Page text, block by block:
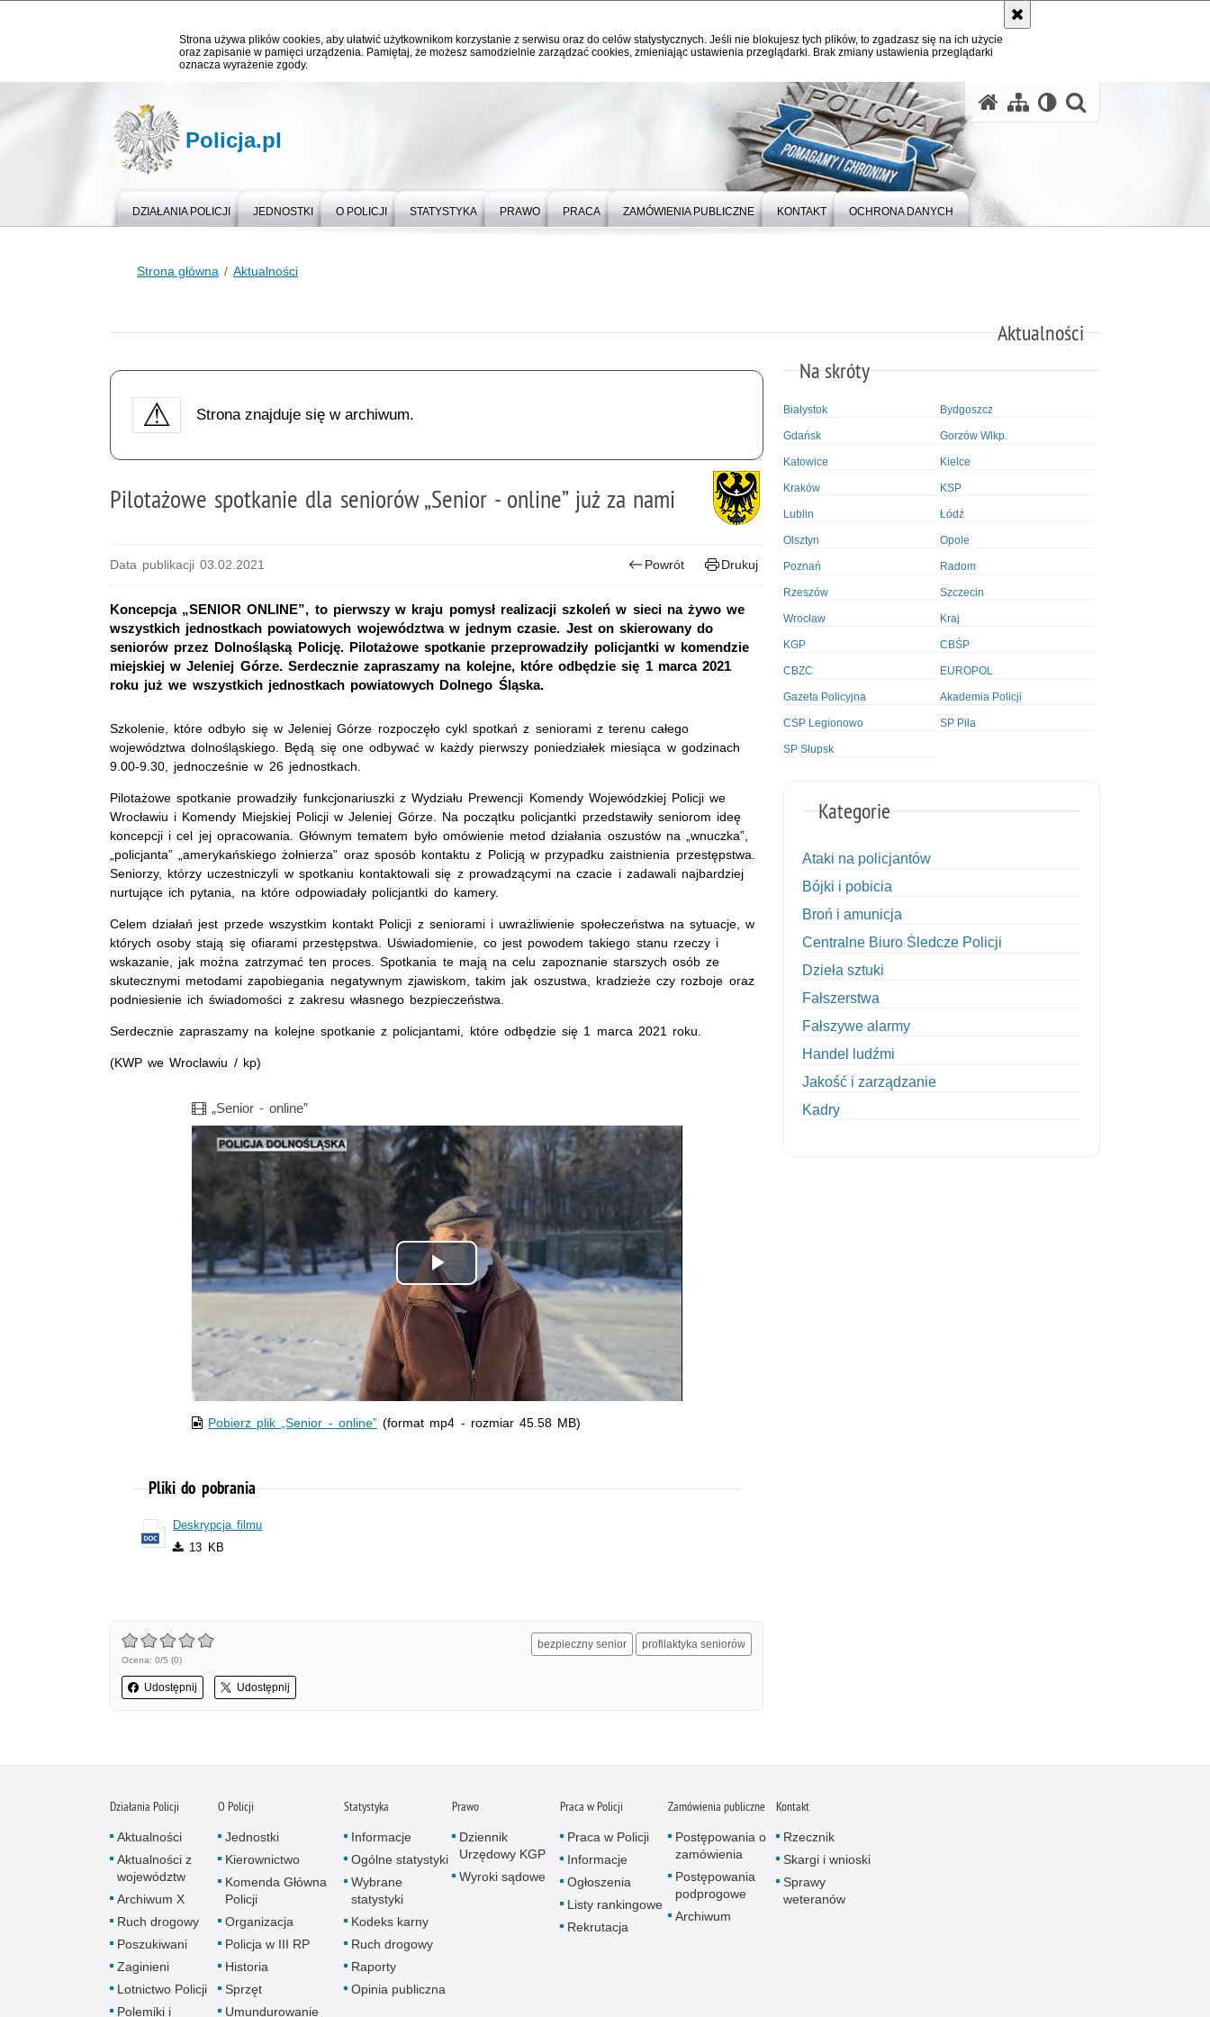
Strona używa plików cookies, aby ułatwić użytkownikom korzystanie z serwisu oraz do celów statystycznych. Jeśli nie blokujesz tych plików, to zgadzasz się na ich użycie
oraz zapisanie w pamięci urządzenia. Pamiętaj, że możesz samodzielnie zarządzać cookies, zmieniając ustawienia przeglądarki. Brak zmiany ustawienia przeglądarki
oznacza wyrażenie zgody.
Policja.pl
DZIAŁANIA POLICJI JEDNOSTKI O POLICJI STATYSTYKA PRAWO PRACA ZAMÓWIENIA PUBLICZNE KONTAKT OCHRONA DANYCH
Strona główna Aktualności
Aktualności
Strona znajduje się w archiwum.
Pilotażowe spotkanie dla seniorów „Senior - online” już za nami
Data publikacji 03.02.2021 Powrót Drukuj
Koncepcja „SENIOR ONLINE”, to pierwszy w kraju pomysł realizacji szkoleń w sieci na żywo we
wszystkich jednostkach powiatowych województwa w jednym czasie. Jest on skierowany do
seniorów przez Dolnośląską Policję. Pilotażowe spotkanie przeprowadziły policjantki w komendzie
miejskiej w Jeleniej Górze. Serdecznie zapraszamy na kolejne, które odbędzie się 1 marca 2021
roku już we wszystkich jednostkach powiatowych Dolnego Śląska.
Szkolenie, które odbyło się w Jeleniej Górze rozpoczęło cykl spotkań z seniorami z terenu całego
województwa dolnośląskiego. Będą się one odbywać w każdy pierwszy poniedziałek miesiąca w godzinach
9.00-9.30, jednocześnie w 26 jednostkach.
Pilotażowe spotkanie prowadziły funkcjonariuszki z Wydziału Prewencji Komendy Wojewódzkiej Policji we
Wrocławiu i Komendy Miejskiej Policji w Jeleniej Górze. Na początku policjantki przedstawiły seniorom ideę
koncepcji i cel jej opracowania. Głównym tematem było omówienie metod działania oszustów na „wnuczka”,
„policjanta” „amerykańskiego żołnierza” oraz sposób kontaktu z Policją w przypadku zaistnienia przestępstwa.
Seniorzy, którzy uczestniczyli w spotkaniu kontaktowali się z prowadzącymi na czacie i zadawali najbardziej
nurtujące ich pytania, na które odpowiadały policjantki do kamery.
Celem działań jest przede wszystkim kontakt Policji z seniorami i uwrażliwienie społeczeństwa na sytuacje, w
których osoby stają się ofiarami przestępstwa. Uświadomienie, co jest powodem takiego stanu rzeczy i
wskazanie, jak można zatrzymać ten proces. Spotkania te mają na celu zapoznanie starszych osób ze
skutecznymi metodami zapobiegania negatywnym zjawiskom, takim jak oszustwa, kradzieże czy rozboje oraz
podniesienie ich świadomości z zakresu własnego bezpieczeństwa.
Serdecznie zapraszamy na kolejne spotkanie z policjantami, które odbędzie się 1 marca 2021 roku.
(KWP we Wroclawiu / kp)
Film
„Senior - online”
Odtwórz
wideo
Pobierz plik „Senior - online”(format mp4 - rozmiar 45.58 MB)
Pliki do pobrania
Deskrypcja filmu
13 KB
Ocena: 0/5 (0)
Udostępnij Udostępnij
bezpieczny senior profilaktyka seniorów
Na skróty
Białystok Bydgoszcz
Gdańsk Gorzów Wlkp.
Katowice Kielce
Kraków KSP
Lublin Łódź
Olsztyn Opole
Poznań Radom
Rzeszów Szczecin
Wrocław Kraj
KGP CBŚP
CBZC EUROPOL
Gazeta Policyjna Akademia Policji
CSP Legionowo SP Piła
SP Słupsk
Kategorie
Ataki na policjantów
Bójki i pobicia
Broń i amunicja
Centralne Biuro Śledcze Policji
Dzieła sztuki
Fałszerstwa
Fałszywe alarmy
Handel ludźmi
Jakość i zarządzanie
Kadry
Pogryzienia przez psy
Polemiki i sprostowania
Policja inaczej
Policjant z pasją
Działania Policji
Aktualności
Aktualności z
województw
Archiwum X
Ruch drogowy
Poszukiwani
Zaginieni
Lotnictwo Policji
Polemiki i
O Policji
Jednostki
Kierownictwo
Komenda Główna
Policji
Organizacja
Policja w III RP
Historia
Sprzęt
Umundurowanie
Statystyka
Informacje
Ogólne statystyki
Wybrane
statystyki
Kodeks karny
Ruch drogowy
Raporty
Opinia publiczna
Prawo
Dziennik
Urzędowy KGP
Wyroki sądowe
Praca w Policji
Praca w Policji
Informacje
Ogłoszenia
Listy rankingowe
Rekrutacja
Zamówienia publiczne
Postępowania o
zamówienia
Postępowania
podprogowe
Archiwum
Kontakt
Rzecznik
Skargi i wnioski
Sprawy
weteranów